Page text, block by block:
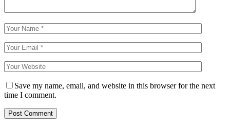
Save my name, email, and website in this browser for the next
time I comment.